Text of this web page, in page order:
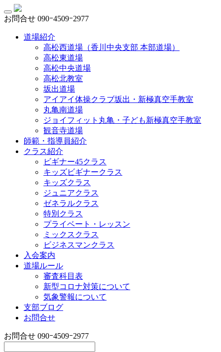
お問合せ 090ｰ4509ｰ2977
道場紹介
高松西道場（香川中央支部 本部道場）
高松東道場
高松中央道場
高松北教室
坂出道場
アイアイ体操クラブ坂出・新極真空手教室
丸亀南道場
ジョイフィット丸亀・子ども新極真空手教室
観音寺道場
師範・指導員紹介
クラス紹介
ビギナー45クラス
キッズビギナークラス
キッズクラス
ジュニアクラス
ゼネラルクラス
特別クラス
プライベート・レッスン
ミックスクラス
ビジネスマンクラス
入会案内
道場ルール
審査科目表
新型コロナ対策について
気象警報について
支部ブログ
お問合せ
お問合せ 090ｰ4509ｰ2977